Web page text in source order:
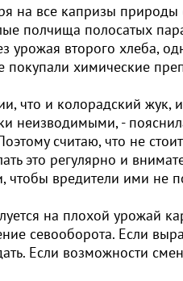
на все капризы
полчища полосатых
урожая второго хлеба,
покупали химические
что и колорадский жук,
неизводимыми, -
считаю, что не
это регулярно и
чтобы вредители ими не
на плохой урожай
севооборота. Если
Если возможности